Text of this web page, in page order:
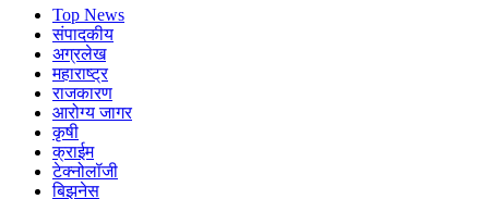
Top News
संपादकीय
अग्रलेख
महाराष्ट्र
राजकारण
आरोग्य जागर
कृषी
क्राईम
टेक्नोलॉजी
बिझनेस